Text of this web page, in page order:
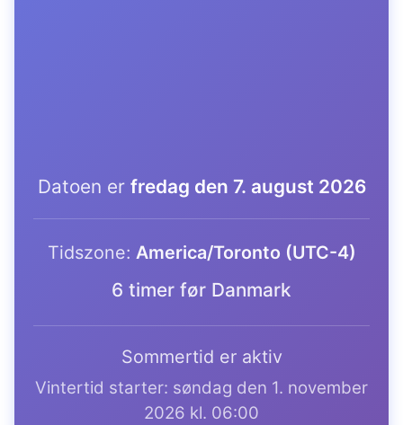
Datoen er fredag den 7. august 2026
Tidszone: America/Toronto (UTC-4)
6 timer før Danmark
Sommertid er aktiv
Vintertid starter: søndag den 1. november
2026 kl. 06:00